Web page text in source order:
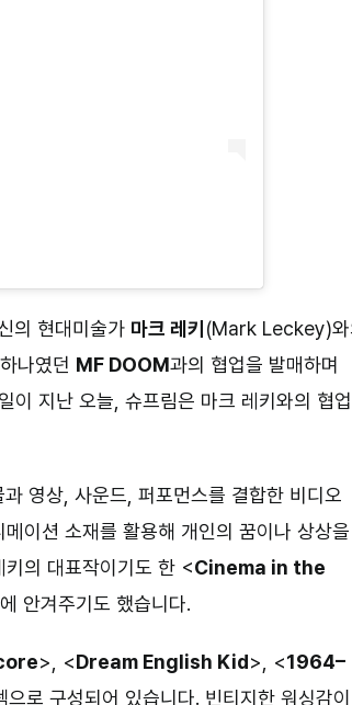
의 현대미술가 마크 레키 (Mark Leckey)
나였던 MF DOOM과의 협업을 발매하며
이 지난 오늘, 슈프림은 마크 레키와의 협업
과 영상, 사운드, 퍼포먼스를 결합한 비디오
메이션 소재를 활용해 개인의 꿈이나 상상을
의 대표작이기도 한 <Cinema in the
안겨주기도 했습니다.
>, <Dream English Kid>, <1964–
로 구성되어 있습니다. 빈티지한 워싱감이